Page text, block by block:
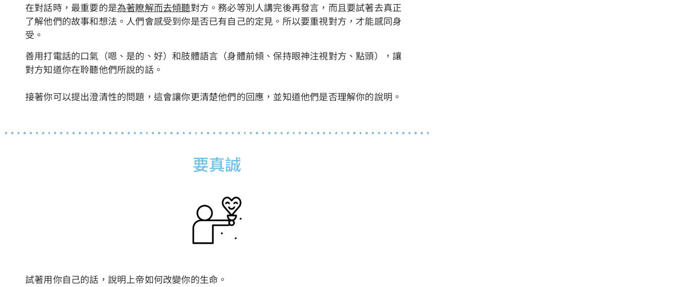
在對話時，最重要的是為著瞭解而去傾聽對方。務必等別人講完後再發言，而且要試著去真正
了解他們的故事和想法。人們會感受到你是否已有自己的定見。所以要重視對方，才能感同身
受。
善用打電話的口氣（嗯、是的、好）和肢體語言（身體前傾、保持眼神注視對方、點頭），讓
對方知道你在聆聽他們所說的話。
接著你可以提出澄清性的問題，這會讓你更清楚他們的回應，並知道他們是否理解你的說明。
要真誠
試著用你自己的話，說明上帝如何改變你的生命。